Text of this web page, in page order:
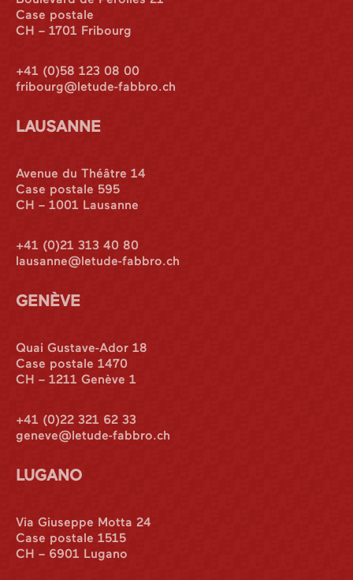
Case postale
CH – 1701 Fribourg
+41 (0)58 123 08 00
fribourg@letude-fabbro.ch
LAUSANNE
Avenue du Théâtre 14
Case postale 595
CH – 1001 Lausanne
+41 (0)21 313 40 80
lausanne@letude-fabbro.ch
GENÈVE
Quai Gustave-Ador 18
Case postale 1470
CH – 1211 Genève 1
+41 (0)22 321 62 33
geneve@letude-fabbro.ch
LUGANO
Via Giuseppe Motta 24
Case postale 1515
CH – 6901 Lugano